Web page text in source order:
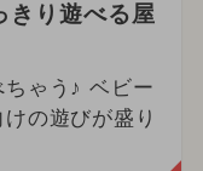
きり遊べる屋
ゃう♪ ベビー
の遊びが盛り